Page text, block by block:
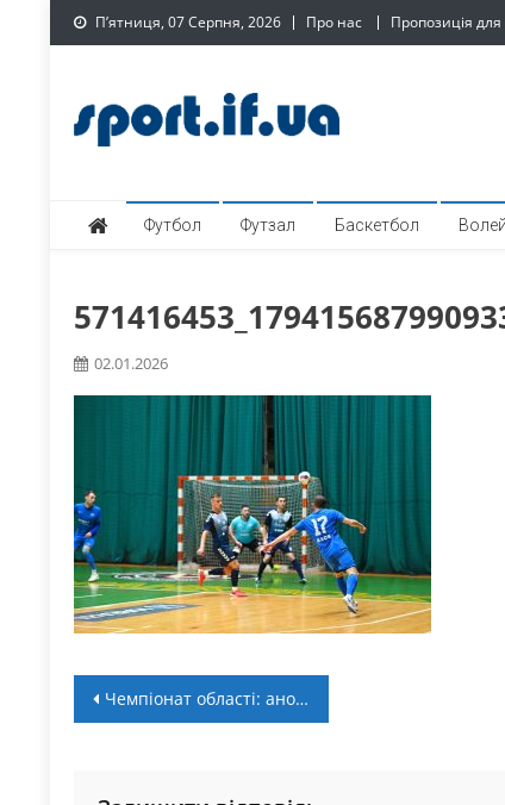
Skip
to
П’ятниця, 07 Серпня, 2026 Про нас Пропозиція для
SPORT.IF.UA –
Футбол Футзал Баскетбол
02.01.2026
Навігація
Чемпіонат області: анонс 6 туру (+ LIVE)